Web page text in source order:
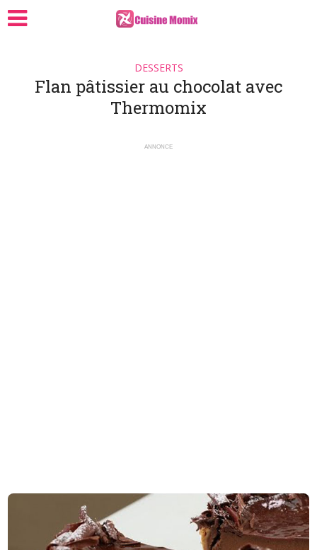
DESSERTS
Flan pâtissier au chocolat avec
Thermomix
ANNONCE